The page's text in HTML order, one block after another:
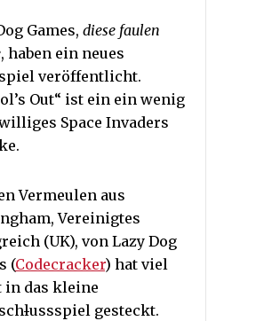
Games, diese faulen
, haben ein neues
veröffentlicht.
Out“ ist ein ein wenig
Space Invaders
Vermeulen aus
Vereinigtes
(UK), von Lazy Dog
(Codecracker) hat viel
in das kleine
lussspiel gesteckt.